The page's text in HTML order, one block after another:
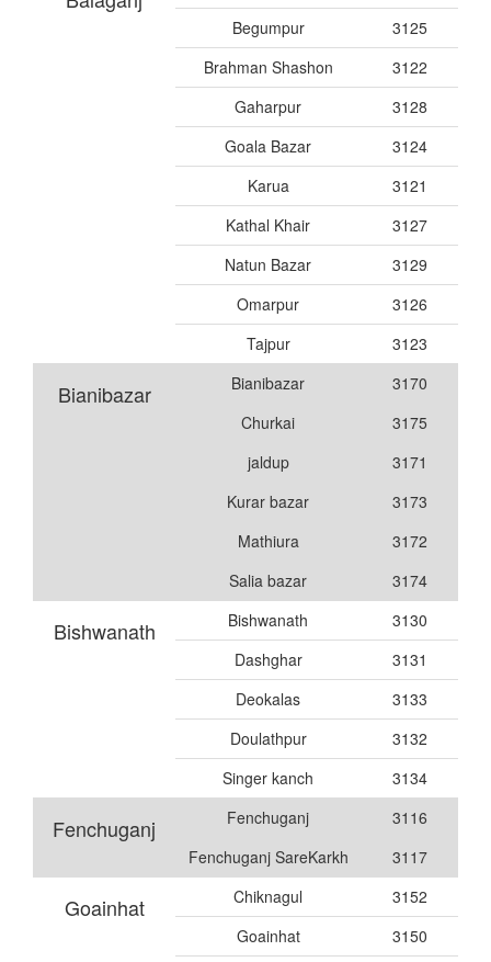
Begumpur
3125
Brahman Shashon
3122
Gaharpur
3128
Goala Bazar
3124
Karua
3121
Kathal Khair
3127
Natun Bazar
3129
Omarpur
3126
Tajpur
3123
Bianibazar Bianibazar
3170
Churkai
3175
jaldup
3171
Kurar bazar
3173
Mathiura
3172
Salia bazar
3174
Bishwanath Bishwanath
3130
Dashghar
3131
Deokalas
3133
Doulathpur
3132
Singer kanch
3134
Fenchuganj Fenchuganj
3116
Fenchuganj SareKarkh
3117
Goainhat Chiknagul
3152
Goainhat
3150